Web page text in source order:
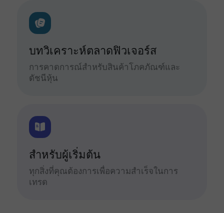
บทวิเคราะห์ตลาดฟิวเจอร์ส
การคาดการณ์สำหรับสินค้าโภคภัณฑ์และ
ดัชนีหุ้น
สำหรับผู้เริ่มต้น
ทุกสิ่งที่คุณต้องการเพื่อความสำเร็จในการ
เทรด